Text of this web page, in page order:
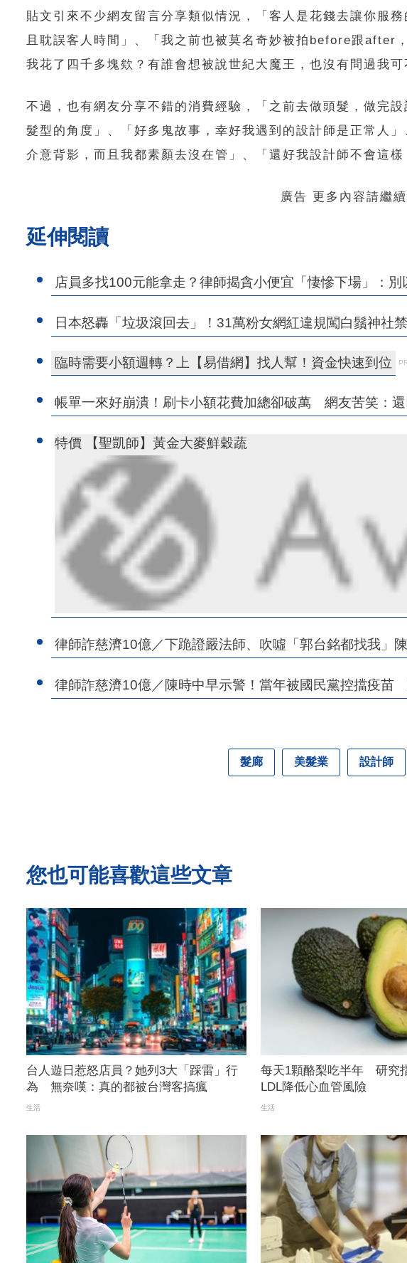
貼文引來不少網友留言分享類似情況，「客人是花錢去讓你服
且耽誤客人時間」、「我之前也被莫名奇妙被拍before跟after
我花了四千多塊欸？有誰會想被說世紀大魔王，也沒有問過我可
不過，也有網友分享不錯的消費經驗，「之前去做頭髮，做完
髮型的角度」、「好多鬼故事，幸好我遇到的設計師是正常人
介意背影，而且我都素顏去沒在管」、「還好我設計師不會這樣
廣告 更多內容請繼
延伸閱讀
店員多找100元能拿走？律師揭貪小便宜「悽慘下場」：別
日本怒轟「垃圾滾回去」！31萬粉女網紅違規闖白鬚神
臨時需要小額週轉？上【易借網】找人幫！資金快速到位
帳單一來好崩潰！刷卡小額花費加總卻破萬 網友苦笑：還
特價 【聖凱師】黃金大麥鮮穀蔬
律師詐慈濟10億／下跪證嚴法師、吹噓「郭台銘都找我
律師詐慈濟10億／陳時中早示警！當年被國民黨控擋疫苗
髮廊 美髮業 設計師
您也可能喜歡這些文章
台人遊日惹怒店員？她列3大「踩雷」行
為 無奈嘆：真的都被台灣客搞瘋
生活
每天1顆酪梨吃半年 研究
LDL降低心血管風險
生活